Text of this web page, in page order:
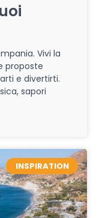
Vivi la
proposte
e divertirti.
sapori
INSPIRATION